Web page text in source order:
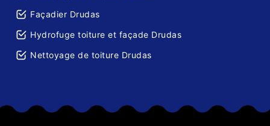
Façadier Drudas
Hydrofuge toiture et façade Drudas
Nettoyage de toiture Drudas